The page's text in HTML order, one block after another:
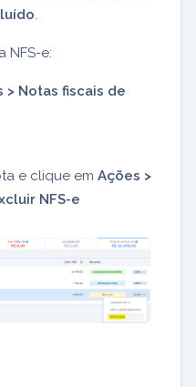
.
NFS-e:
> Notas fiscais de
e clique em Ações >
NFS-e